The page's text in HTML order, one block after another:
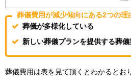
葬儀費用が減少傾向にある2つの理
葬儀が多様化している
新しい葬儀プランを提供する葬
葬儀費用は表を見て頂くとわかるとお